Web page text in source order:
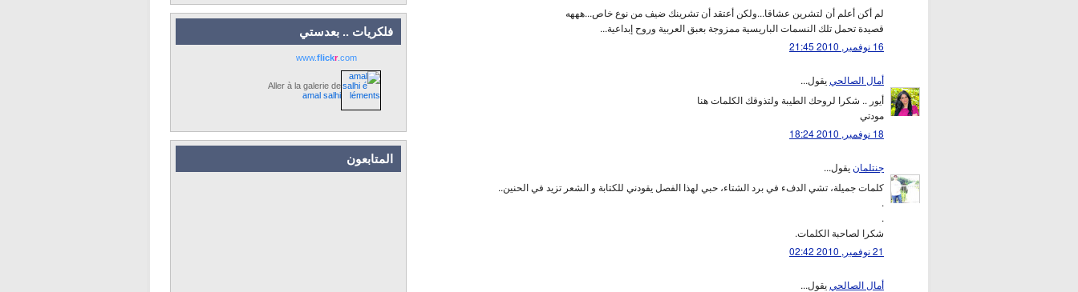
لم أكن أعلم أن لتشرين عشاقا...ولكن أعتقد أن تشرينك ضيف من نوع خاص...هههه
قصيدة تحمل تلك النسمات الباريسية ممزوجة بعبق العربية وروح إبداعية...
16 نوفمبر, 2010 21:45
أمال الصالحييقول...
أيور .. شكرا لروحك الطيبة ولتذوقك الكلمات هنا
مودتي
18 نوفمبر, 2010 18:24
جنتلمانيقول...
كلمات جميلة، تشي الدفء في برد الشتاء، حبي لهذا الفصل يقودني للكتابة و الشعر تزيد في الحنين..
.
.
شكرا لصاحبة الكلمات.
21 نوفمبر, 2010 02:42
أمال الصالحييقول...
فلكريات .. بعدستي
www.flickr .com
Aller à la galerie de
amal salhi
المتابعون